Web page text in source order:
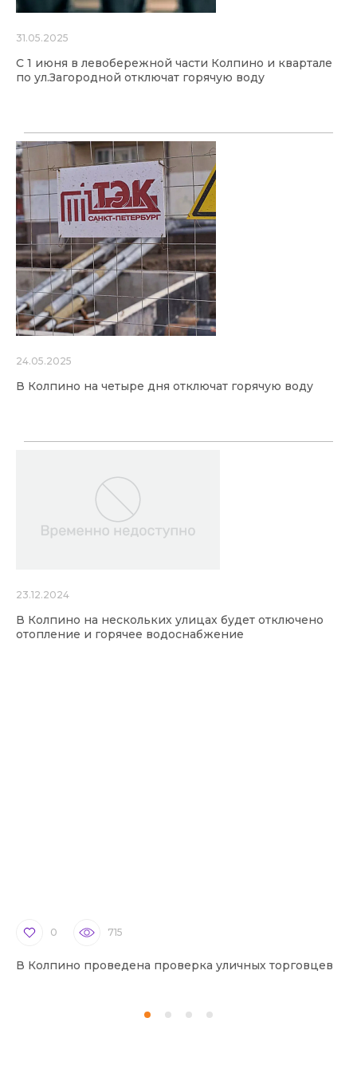
31.05.2025
С 1 июня в левобережной части Колпино и квартале
по ул.Загородной отключат горячую воду
24.05.2025
В Колпино на четыре дня отключат горячую воду
23.12.2024
В Колпино на нескольких улицах будет отключено
отопление и горячее водоснабжение
0 715
В Колпино проведена проверка уличных торговцев